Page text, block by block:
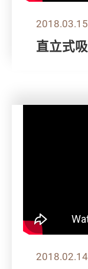
2018.03.15
直立式
2018.02.14